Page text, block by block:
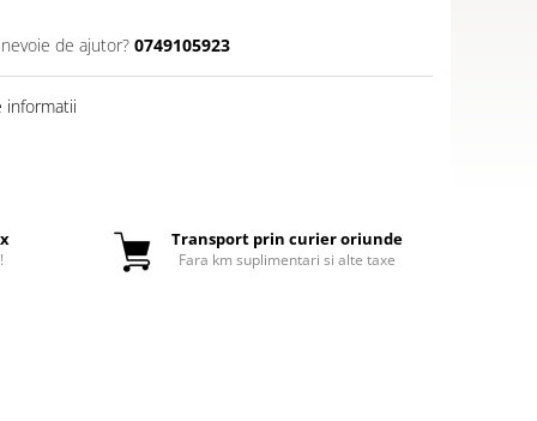
de ajutor? 0749105923
informatii
Transport prin curier oriunde
Fara km suplimentari si alte taxe